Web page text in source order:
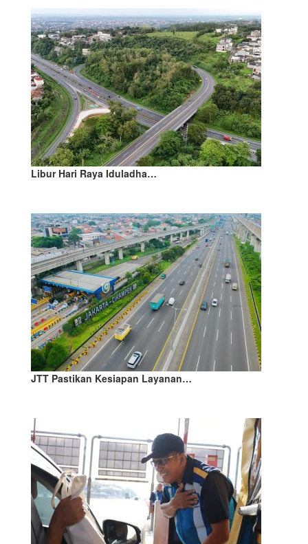
Libur Hari Raya Iduladha…
JTT Pastikan Kesiapan Layanan…